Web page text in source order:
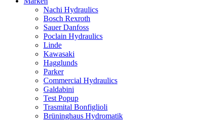
Nachi Hydraulics
Bosch Rexroth
Sauer Danfoss
Poclain Hydraulics
Linde
Kawasaki
Hagglunds
Parker
Commercial Hydraulics
Galdabini
Test Popup
Trasmital Bonfiglioli
Brüninghaus Hydromatik